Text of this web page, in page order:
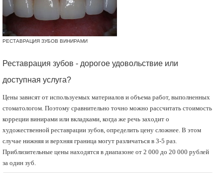
РЕСТАВРАЦИЯ ЗУБОВ ВИНИРАМИ
Реставрация зубов - дорогое удовольствие или
доступная услуга?
Цены зависят от используемых материалов и объема работ, выполненных
стоматологом. Поэтому сравнительно точно можно рассчитать стоимость
корреции винирами или вкладками, когда же речь заходит о
художественной реставрации зубов, определить цену сложнее. В этом
случае нижняя и верхняя граница могут различаться в 3-5 раз.
Приблизительные цены находятся в диапазоне от 2 000 до 20 000 рублей
за один зуб.